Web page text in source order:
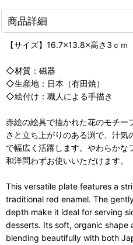
商品詳細
【サイズ】16.7×13.8×高さ3ｃｍ
◇材質：磁器
◇生産地：日本（有田焼）
◇絵付け：職人による手描き
赤絵の絵具で描かれた花のモチー
さと立ち上がりのある渕で、汁気
で幅広く活躍します。やわらかな
和洋問わずお使いいただけます。
This versatile plate features a
traditional red enamel. The
depth make it ideal for serving
desserts. Its soft, organic shape
blending beautifully with both